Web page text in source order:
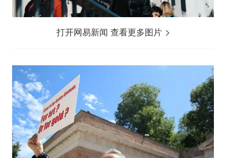
打开网易新闻 查看更多图片